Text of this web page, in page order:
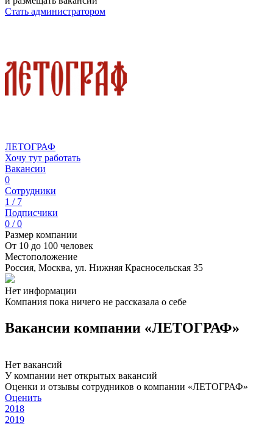
Стать администратором
ЛЕТОГРАФ
Хочу тут работать
Вакансии
0
Сотрудники
1 / 7
Подписчики
0 / 0
Размер компании
От 10 до 100 человек
Местоположение
Россия, Москва, ул. Нижняя Красносельская 35
Нет информации
Компания пока ничего не рассказала о себе
Вакансии компании «ЛЕТОГРАФ»
Нет вакансий
У компании нет открытых вакансий
Оценки и отзывы сотрудников о компании «ЛЕТОГРАФ»
Оценить
2018
2019